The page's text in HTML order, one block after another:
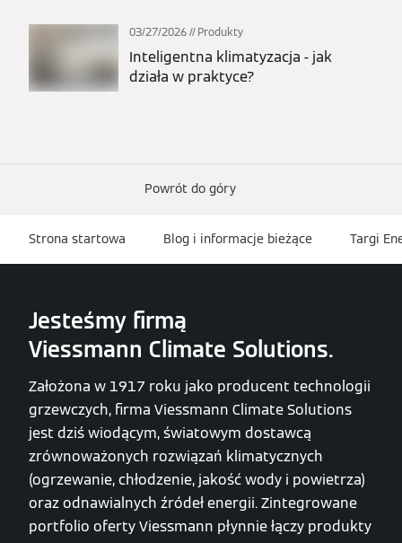
03/27/2026 Produkty
Inteligentna klimatyzacja - jak
działa w praktyce?
Powrót do góry
Strona startowa Blog i informacje bieżące Targi
Jesteśmy firmą
Viessmann Climate Solutions.
Założona w 1917 roku jako producent technologii
grzewczych, firma Viessmann Climate Solutions
jest dziś wiodącym, światowym dostawcą
zrównoważonych rozwiązań klimatycznych
(ogrzewanie, chłodzenie, jakość wody i powietrza)
oraz odnawialnych źródeł energii. Zintegrowane
portfolio oferty Viessmann płynnie łączy produkty